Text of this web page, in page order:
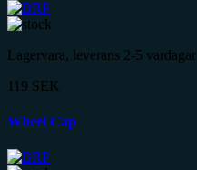
Lagervara, leverans 2-5 vardagar
119 SEK
Wheel Cap